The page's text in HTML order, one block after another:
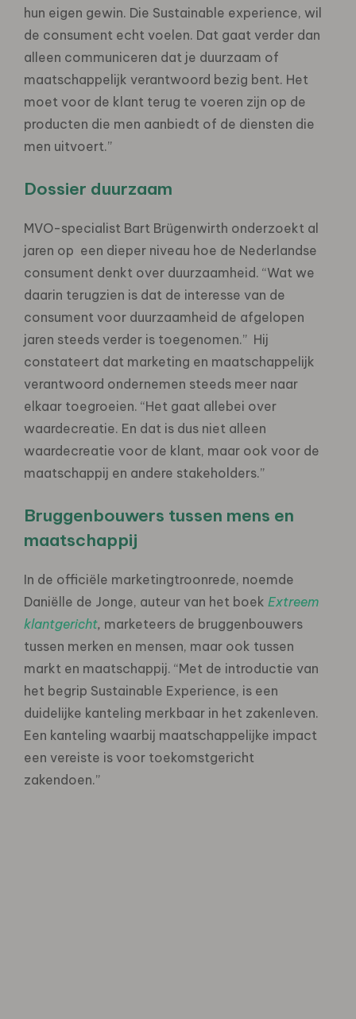
hun eigen gewin. Die Sustainable experience, wil
de consument echt voelen. Dat gaat verder dan
alleen communiceren dat je duurzaam of
maatschappelijk verantwoord bezig bent. Het
moet voor de klant terug te voeren zijn op de
producten die men aanbiedt of de diensten die
men uitvoert.”
Dossier duurzaam
MVO-specialist Bart Brügenwirth onderzoekt al
jaren op een dieper niveau hoe de Nederlandse
consument denkt over duurzaamheid. “Wat we
daarin terugzien is dat de interesse van de
consument voor duurzaamheid de afgelopen
jaren steeds verder is toegenomen.” Hij
constateert dat marketing en maatschappelijk
verantwoord ondernemen steeds meer naar
elkaar toegroeien. “Het gaat allebei over
waardecreatie. En dat is dus niet alleen
waardecreatie voor de klant, maar ook voor de
maatschappij en andere stakeholders.”
Bruggenbouwers tussen mens en
maatschappij
In de officiële marketingtroonrede, noemde
Daniëlle de Jonge, auteur van het boek Extreem
klantgericht, marketeers de bruggenbouwers
tussen merken en mensen, maar ook tussen
markt en maatschappij. “Met de introductie van
het begrip Sustainable Experience, is een
duidelijke kanteling merkbaar in het zakenleven.
Een kanteling waarbij maatschappelijke impact
een vereiste is voor toekomstgericht
zakendoen.”